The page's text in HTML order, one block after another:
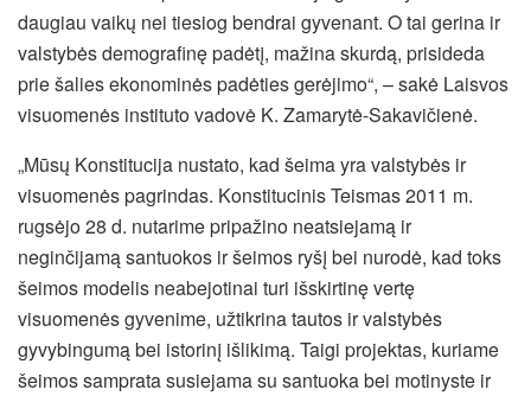
daugiau vaikų nei tiesiog bendrai gyvenant. O tai gerina ir
valstybės demografinę padėtį, mažina skurdą, prisideda
prie šalies ekonominės padėties gerėjimo“, – sakė Laisvos
visuomenės instituto vadovė K. Zamarytė-Sakavičienė.
„Mūsų Konstitucija nustato, kad šeima yra valstybės ir
visuomenės pagrindas. Konstitucinis Teismas 2011 m.
rugsėjo 28 d. nutarime pripažino neatsiejamą ir
neginčijamą santuokos ir šeimos ryšį bei nurodė, kad toks
šeimos modelis neabejotinai turi išskirtinę vertę
visuomenės gyvenime, užtikrina tautos ir valstybės
gyvybingumą bei istorinį išlikimą. Taigi projektas, kuriame
šeimos samprata susiejama su santuoka bei motinyste ir